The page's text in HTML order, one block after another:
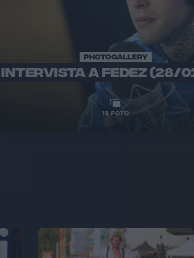
PHOTOGALLERY
INTERVISTA A FEDEZ (28/
19 FOTO